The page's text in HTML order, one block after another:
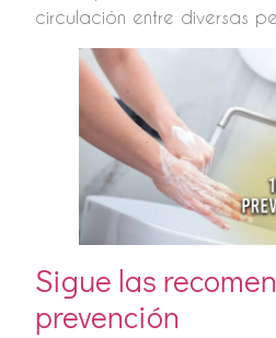
circulación entre diversas
Sigue las
prevención